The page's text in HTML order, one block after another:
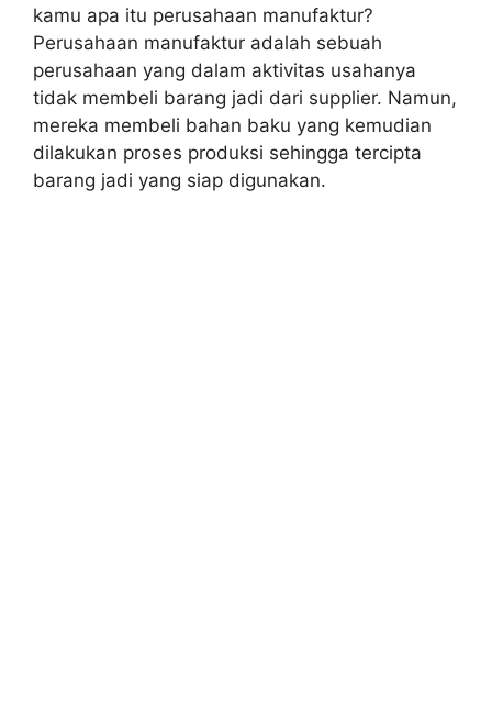
kamu apa itu perusahaan manufaktur?
Perusahaan manufaktur adalah sebuah
perusahaan yang dalam aktivitas usahanya
tidak membeli barang jadi dari supplier. Namun,
mereka membeli bahan baku yang kemudian
dilakukan proses produksi sehingga tercipta
barang jadi yang siap digunakan.